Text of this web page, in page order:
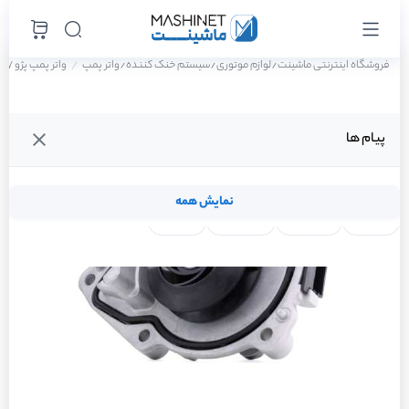
پیام ها
نمایش همه
فروشگاه اینترنتی ماشینت/لوازم موتوری/سیستم خنک کننده/واتر پمپ واتر پمپ پژو 207 پانوراما اتوماتیک TU5P سال 1401